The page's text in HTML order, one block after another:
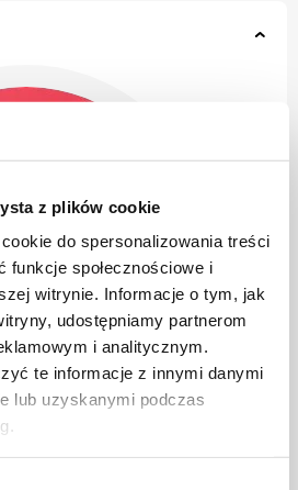
z plików cookie
do spersonalizowania treści
funkcje społecznościowe i
witrynie. Informacje o tym, jak
udostępniamy partnerom
i analitycznym.
te informacje z innymi danymi
lub uzyskanymi podczas